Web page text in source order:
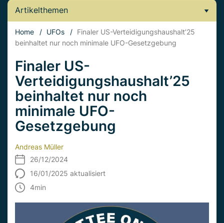
Artikelthemen
Home / UFOs / Finaler US-Verteidigungshaushalt’25
beinhaltet nur noch minimale UFO-Gesetzgebung
Finaler US-
Verteidigungshaushalt’25
beinhaltet nur noch
minimale UFO-
Gesetzgebung
Andreas Müller
26/12/2024
16/01/2025 aktualisiert
4min